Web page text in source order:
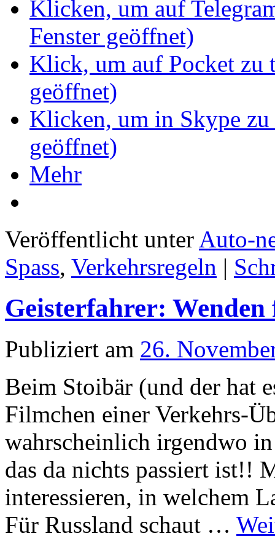
Klicken, um auf
Fenster geöffnet)
Klick, um auf Pocket zu
geöffnet)
Klicken, um in Skype
geöffnet)
Mehr
Veröffentlicht unter Auto-
Spass, Verkehrsregeln |
Geisterfahrer:
Publiziert am 26.
Beim Stoibär (und der hat
Filmchen einer Verkehrs-
wahrscheinlich irgendwo
das da nichts passiert ist!!
interessieren, in welchem
Für Russland schaut …